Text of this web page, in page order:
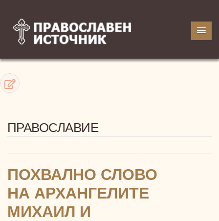
ПРАВОСЛАВИЕ
ПОХВАЛНО СЛОВО
НА АРХАНГЕЛИТЕ
МИХАИЛ И